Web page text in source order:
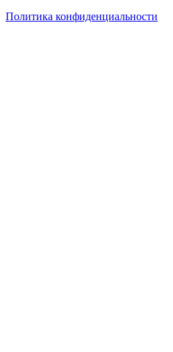
Политика конфиденциальности